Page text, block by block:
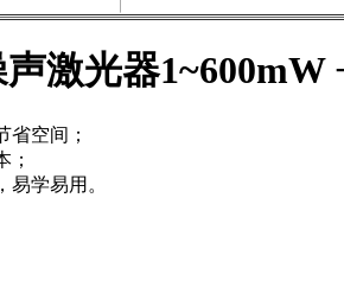
激光器1~600mW
省空间；
；
易学易用。